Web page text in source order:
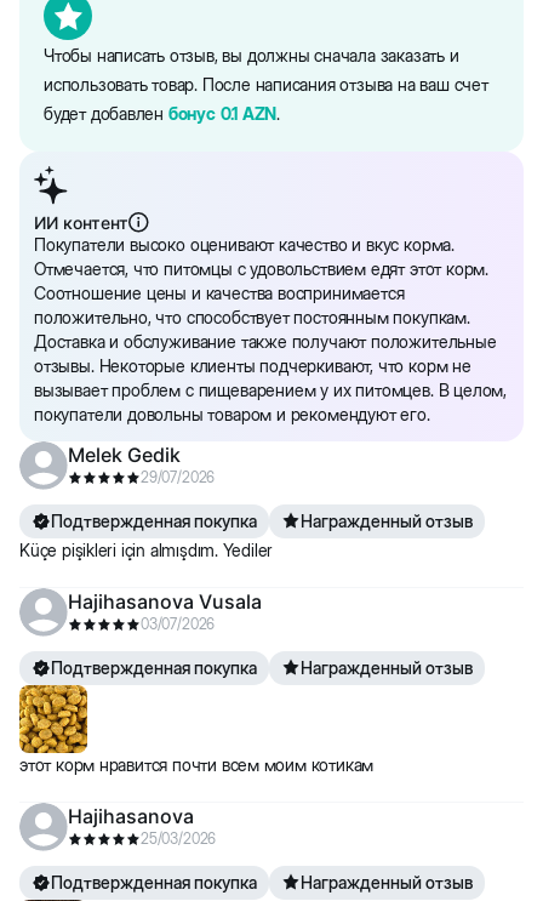
Чтобы написать отзыв, вы должны сначала заказать и
использовать товар. После написания отзыва на ваш счет
будет добавлен бонус 0.1 AZN.
ИИ контент
Покупатели высоко оценивают качество и вкус корма.
Отмечается, что питомцы с удовольствием едят этот корм.
Соотношение цены и качества воспринимается
положительно, что способствует постоянным покупкам.
Доставка и обслуживание также получают положительные
отзывы. Некоторые клиенты подчеркивают, что корм не
вызывает проблем с пищеварением у их питомцев. В целом,
покупатели довольны товаром и рекомендуют его.
Melek Gedik
29/07/2026
Подтвержденная покупка
Награжденный отзыв
Küçe pişikleri için almışdım. Yediler
Hajihasanova Vusala
03/07/2026
Подтвержденная покупка Награжденный отзыв
этот корм нравится почти всем моим котикам
Hajihasanova
25/03/2026
Подтвержденная покупка Награжденный отзыв